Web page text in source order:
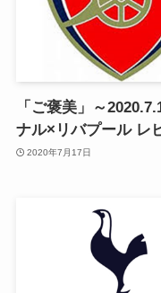
「ご褒美」～
ナル×リバプール レ
2020年7月17日